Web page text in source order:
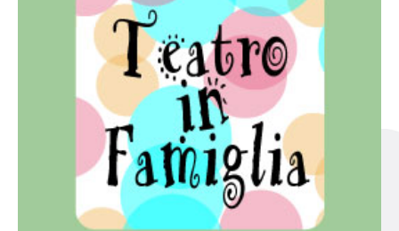
Teatro in famiglia
Teatro In Famiglia è una rassegna di teatro concepita
per far condividere e godere del teatro all’intera
famiglia.
Continua